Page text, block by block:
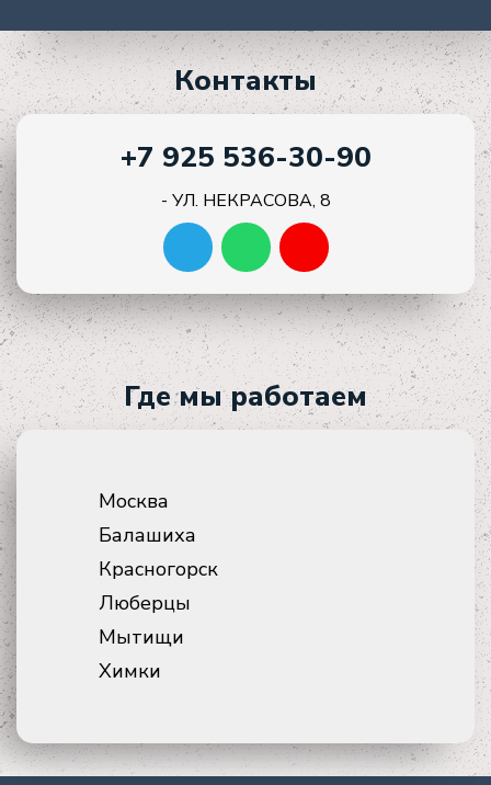
Контакты
+7 925 536-30-90
- УЛ. НЕКРАСОВА, 8
Где мы работаем
Москва
Балашиха
Красногорск
Люберцы
Мытищи
Химки